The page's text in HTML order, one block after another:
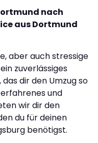
nach
aus Dortmund
aber auch stressige
zuverlässiges
dir den Umzug so
und
wir dir den
du für deinen
benötigst.